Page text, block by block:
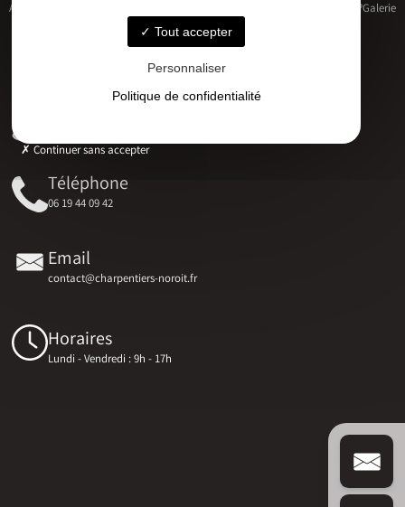
Accueil Qui sommes-nous ?Galerie
Contact
17 RUE DU MARECHAL D'AUBETERRE, 17330 Bernay-Saint-Martin
Téléphone
06 19 44 09 42
Email
contact@charpentiers-noroit.fr
Horaires
Lundi - Vendredi : 9h - 17h
Tout accepter
Personnaliser
Politique de confidentialité
Continuer sans accepter